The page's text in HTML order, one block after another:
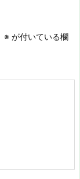
※ が付いている欄